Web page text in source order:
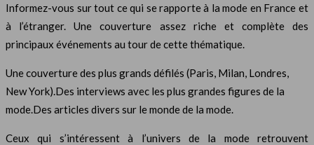
Informez-vous sur tout ce qui se rapporte à la mode en France et
à l’étranger. Une couverture assez riche et complète des
principaux événements au tour de cette thématique.
Une couverture des plus grands défilés (Paris, Milan, Londres,
New York).Des interviews avec les plus grandes figures de la
mode.Des articles divers sur le monde de la mode.
Ceux qui s’intéressent à l’univers de la mode retrouvent